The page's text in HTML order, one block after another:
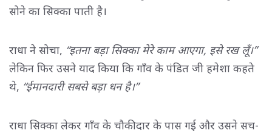
सोने का सिक्का पाती है।
राधा ने सोचा, “इतना बड़ा सिक्का मेरे काम आएगा, इसे रख लूँ।”
लेकिन फिर उसने याद किया कि गाँव के पंडित जी हमेशा कहते
थे, “ईमानदारी सबसे बड़ा धन है।”
राधा सिक्का लेकर गाँव के चौकीदार के पास गई और उसने सच-